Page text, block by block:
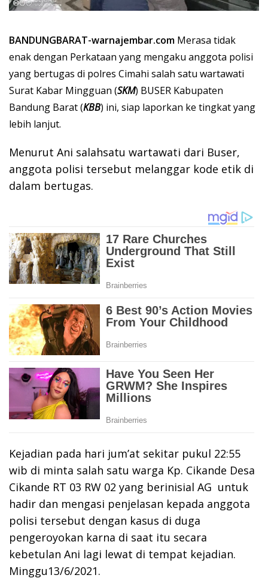
BANDUNGBARAT-warnajembar.com Merasa tidak
enak dengan Perkataan yang mengaku anggota polisi
yang bertugas di polres Cimahi salah satu wartawati
Surat Kabar Mingguan (SKM) BUSER Kabupaten
Bandung Barat (KBB) ini, siap laporkan ke tingkat yang
lebih lanjut.
Menurut Ani salahsatu wartawati dari Buser,
anggota polisi tersebut melanggar kode etik di
dalam bertugas.
Kejadian pada hari jum’at sekitar pukul 22:55
wib di minta salah satu warga Kp. Cikande Desa
Cikande RT 03 RW 02 yang berinisial AG untuk
hadir dan mengasi penjelasan kepada anggota
polisi tersebut dengan kasus di duga
pengeroyokan karna di saat itu secara
kebetulan Ani lagi lewat di tempat kejadian.
Minggu13/6/2021.